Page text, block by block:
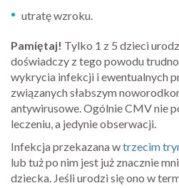
utratę wzroku.
Pamiętaj! Tylko 1 z 5 dzieci
doświadczy z tego powodu
wykrycia infekcji i ewentualnych
związanych słabszym
antywirusowe. Ogólnie CMV nie
leczeniu, a jedynie obserwacji.
Infekcja przekazana wtrzecim
lub tuż po nim jest już znacznie
dziecka. Jeśli urodzi się ono w